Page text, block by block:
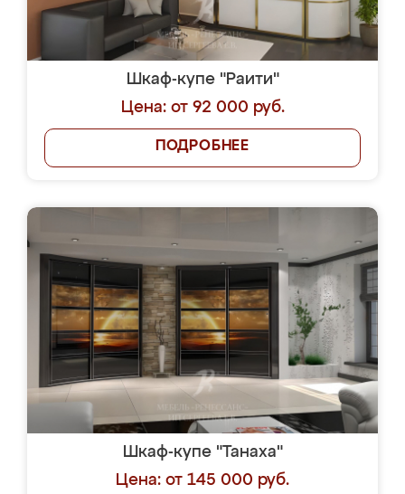
Шкаф-купе "Раити"
Цена: от 92 000 руб.
ПОДРОБНЕЕ
Шкаф-купе "Танаха"
Цена: от 145 000 руб.